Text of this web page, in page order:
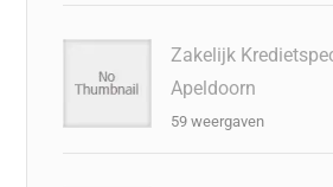
Zakelijk
Apeldoorn
59 weergaven